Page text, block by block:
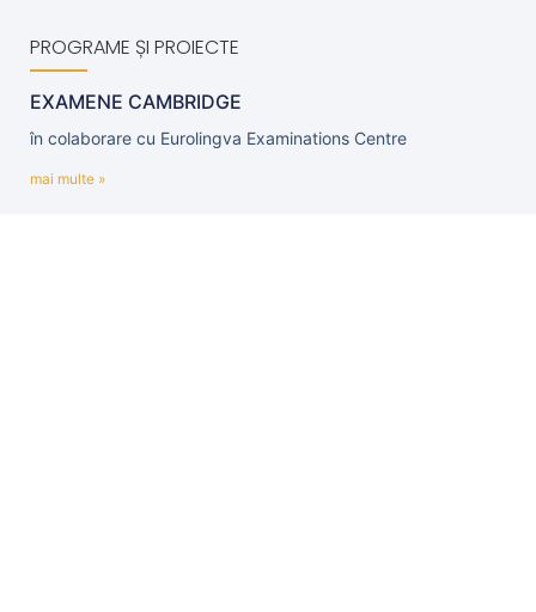
PROGRAME ȘI PROIECTE
EXAMENE CAMBRIDGE
în colaborare cu Eurolingva Examinations Centre
mai multe »